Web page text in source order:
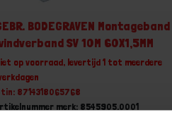
BODEGRAVEN
SV 10M 60X1,5MM
op voorraad, levertijd 1 tot meerdere
8714318065768
merk: 8545905.0001